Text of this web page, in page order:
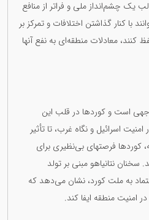
یک چشم‌انداز ملی و فراتر از منافع
با کنار گذاشتن اختلافات و تمرکز بر
معادلات منطقه‌ای به نفع آنها
است و کوردها در قلب این
اسرائیل و نگاه غرب، تا تأثیر
کوردها فرصتهای بی‌نظیری برای
سخنان نتانیاهو مبنی بر تولد
به ملت کورد، نشان می‌دهد که
امنیت منطقه ایفا کند.